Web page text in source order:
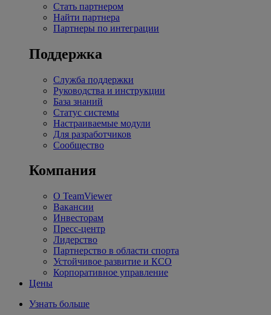
Стать партнером
Найти партнера
Партнеры по интеграции
Поддержка
Служба поддержки
Руководства и инструкции
База знаний
Статус системы
Настраиваемые модули
Для разработчиков
Сообщество
Компания
О TeamViewer
Вакансии
Инвесторам
Пресс-центр
Лидерство
Партнерство в области спорта
Устойчивое развитие и КСО
Корпоративное управление
Цены
Узнать больше